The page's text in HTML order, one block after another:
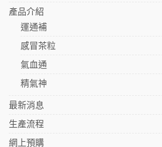
產品介紹
運通補
感冒茶粒
氣血通
精氣神
最新消息
生產流程
網上預購